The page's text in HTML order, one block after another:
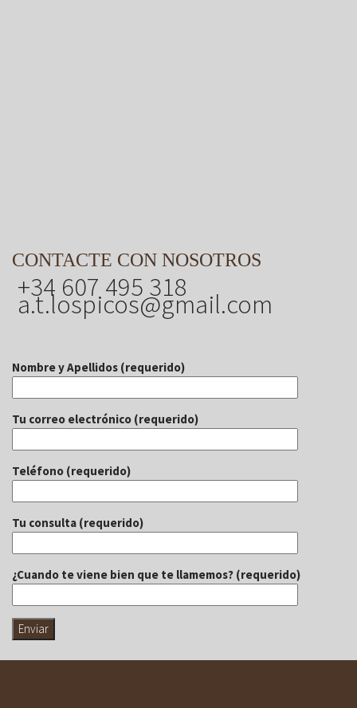
CONTACTE CON NOSOTROS
+34 607 495 318
a.t.lospicos@gmail.com
Nombre y Apellidos (requerido)
Tu correo electrónico (requerido)
Teléfono (requerido)
Tu consulta (requerido)
¿Cuando te viene bien que te llamemos? (requerido)